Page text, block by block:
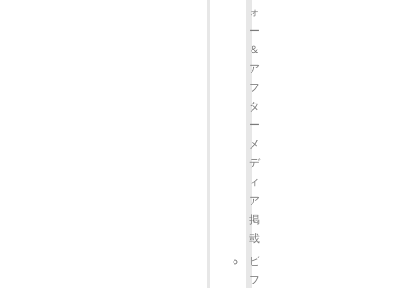
ォ
ー
＆
ア
フ
タ
ー
メ
デ
ィ
ア
掲
載
ビ
フ